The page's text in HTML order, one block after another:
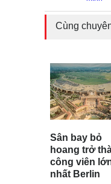
Cùng
Sân bay bỏ
hoang trở
công viên
nhất Berlin